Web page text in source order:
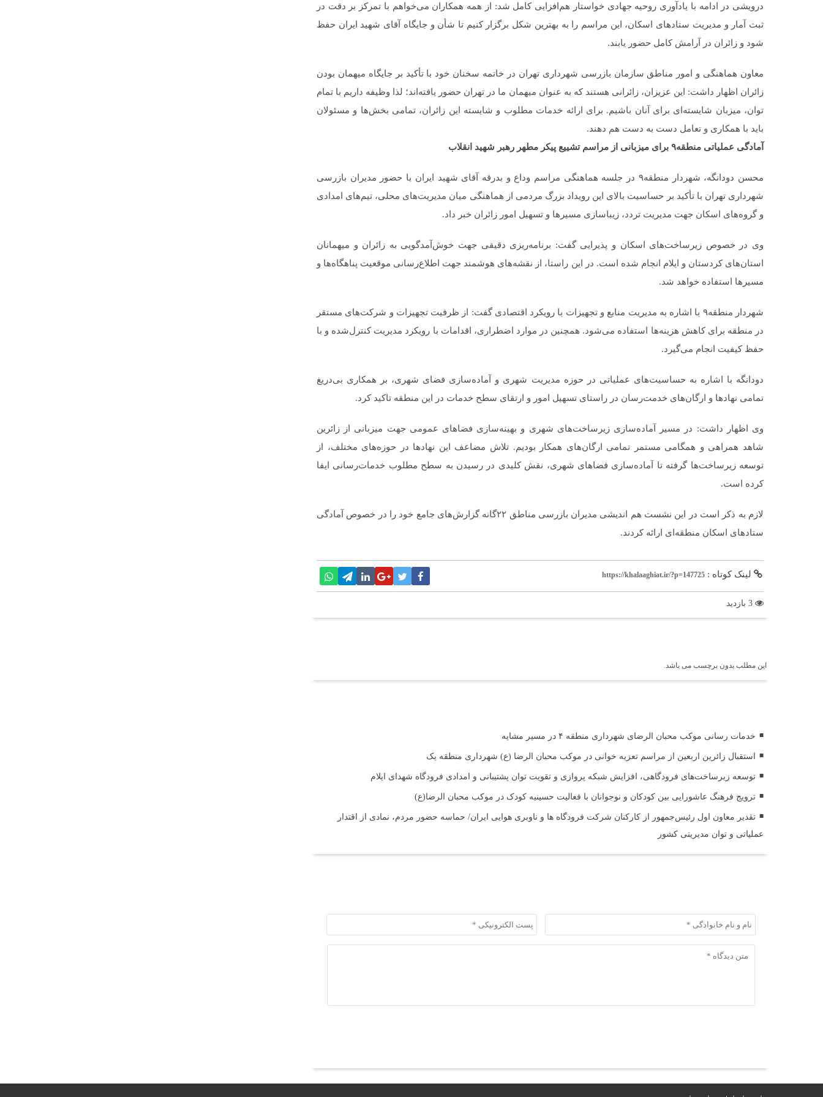
درویشی در ادامه با یادآوری روحیه جهادی خواستار هم‌افزایی کامل شد: از همه همکاران می‌خواهم با تمرکز بر دقت در
ثبت آمار و مدیریت ستادهای اسکان، این مراسم را به بهترین شکل برگزار کنیم تا شأن و جایگاه آقای شهید ایران حفظ
شود و زائران در آرامش کامل حضور یابند.
معاون هماهنگی و امور مناطق سازمان بازرسی شهرداری تهران در خاتمه سخنان خود با تأکید بر جایگاه میهمان بودن
زائران اظهار داشت: این عزیزان، زائرانی هستند که به عنوان میهمان ما در تهران حضور یافته‌اند؛ لذا وظیفه داریم با تمام
توان، میزبان شایسته‌ای برای آنان باشیم. برای ارائه خدمات مطلوب و شایسته این زائران، تمامی بخش‌ها و مسئولان
باید با همکاری و تعامل دست به دست هم دهند.
آمادگی عملیاتی منطقه۹ برای میزبانی از مراسم تشییع پیکر مطهر رهبر شهید انقلاب
محسن دودانگه، شهردار منطقه۹ در جلسه هماهنگی مراسم وداع و بدرقه آقای شهید ایران با حضور مدیران بازرسی
شهرداری تهران با تأکید بر حساسیت بالای این رویداد بزرگ مردمی از هماهنگی میان مدیریت‌های محلی، تیم‌های امدادی
و گروه‌های اسکان جهت مدیریت تردد، زیباسازی مسیرها و تسهیل امور زائران خبر داد.
وی در خصوص زیرساخت‌های اسکان و پذیرایی گفت: برنامه‌ریزی دقیقی جهت خوش‌آمدگویی به زائران و میهمانان
استان‌های کردستان و ایلام انجام شده است. در این راستا، از نقشه‌های هوشمند جهت اطلاع‌رسانی موقعیت پناهگاه‌ها و
مسیرها استفاده خواهد شد.
شهردار منطقه۹ با اشاره به مدیریت منابع و تجهیزات با رویکرد اقتصادی گفت: از ظرفیت تجهیزات و شرکت‌های مستقر
در منطقه برای کاهش هزینه‌ها استفاده می‌شود. همچنین در موارد اضطراری، اقدامات با رویکرد مدیریت کنترل‌شده و با
حفظ کیفیت انجام می‌گیرد.
دودانگه با اشاره به حساسیت‌های عملیاتی در حوزه مدیریت شهری و آماده‌سازی فضای شهری، بر همکاری بی‌دریغ
تمامی نهادها و ارگان‌های خدمت‌رسان در راستای تسهیل امور و ارتقای سطح خدمات در این منطقه تاکید کرد.
وی اظهار داشت: در مسیر آماده‌سازی زیرساخت‌های شهری و بهینه‌سازی فضاهای عمومی جهت میزبانی از زائرین
شاهد همراهی و همگامی مستمر تمامی ارگان‌های همکار بودیم. تلاش مضاعف این نهادها در حوزه‌های مختلف، از
توسعه زیرساخت‌ها گرفته تا آماده‌سازی فضاهای شهری، نقش کلیدی در رسیدن به سطح مطلوب خدمات‌رسانی ایفا
کرده است.
لازم به ذکر است در این نشست هم اندیشی مدیران بازرسی مناطق ۲۲گانه گزارش‌های جامع خود را در خصوص آمادگی
ستادهای اسکان منطقه‌ای ارائه کردند.
لینک کوتاه : https://khalaaghiat.ir/?p=147725
این مطلب بدون برچسب می باشد.
خدمات رسانی موکب محبان الرضای شهرداری منطقه ۴ در مسیر مشایه
استقبال زائرین اربعین از مراسم تعزیه خوانی در موکب محبان الرضا (ع) شهرداری منطقه یک
توسعه زیرساخت‌های فرودگاهی، افزایش شبکه پروازی و تقویت توان پشتیبانی و امدادی فرودگاه شهدای ایلام
ترویج فرهنگ عاشورایی بین کودکان و نوجوانان با فعالیت حسینیه کودک در موکب محبان الرضا(ع)
تقدیر معاون اول رئیس‌جمهور از کارکنان شرکت فرودگاه ها و ناوبری هوایی ایران/ حماسه حضور مردم، نمادی از اقتدار
عملیاتی و توان مدیریتی کشور